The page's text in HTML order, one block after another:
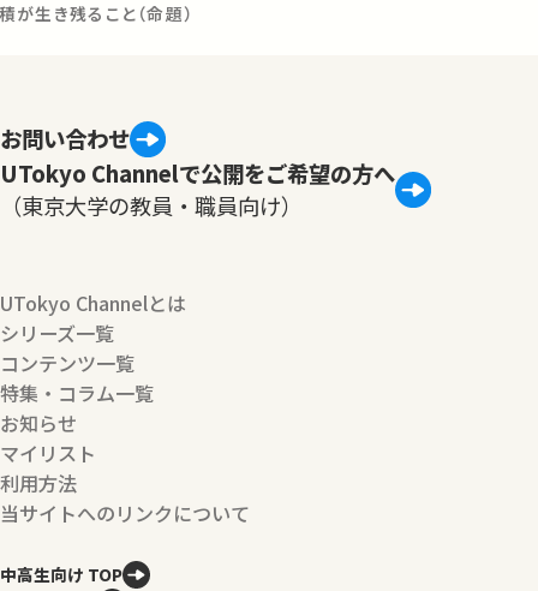
き残ること（命題）
お問い合わせ
UTokyo Channelで公開をご希望の方へ
（東京大学の教員・職員向け）
UTokyo Channelとは
シリーズ一覧
コンテンツ一覧
特集・コラム一覧
お知らせ
マイリスト
利用方法
当サイトへのリンクについて
中高生向け TOP